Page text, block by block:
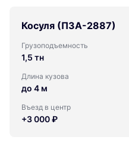
Косуля (ПЗА-2887)
Грузоподъемность
1,5 тн
Длина кузова
до 4 м
Въезд в центр
+3 000 ₽